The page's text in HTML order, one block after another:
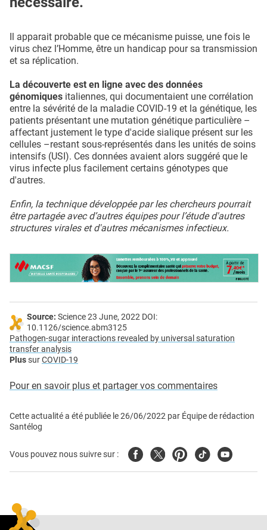
Il apparait probable que ce mécanisme puisse, une fois le
virus chez l’Homme, être un handicap pour sa transmission
et sa réplication.
La découverte est en ligne avec des données
génomiques italiennes, qui documentaient une corrélation
entre la sévérité de la maladie COVID-19 et la génétique, les
patients présentant une mutation génétique particulière –
affectant justement le type d'acide sialique présent sur les
cellules –restant sous-représentés dans les unités de soins
intensifs (USI). Ces données avaient alors suggéré que le
virus infecte plus facilement certains génotypes que
d'autres.
Enfin, la technique développée par les chercheurs pourrait
être partagée avec d’autres équipes pour l’étude d'autres
structures virales et d'autres mécanismes infectieux.
Source: Science 23 June, 2022 DOI:
10.1126/science.abm3125
Pathogen-sugar interactions revealed by universal saturation
transfer analysis
PlussurCOVID-19
Pour en savoir plus et partager vos commentaires
Cette actualité a été publiée le26/06/2022 par Équipe de rédaction
Santélog
Vous pouvez nous suivre sur : FacebookTwitterPinterest
TiktokYoutube